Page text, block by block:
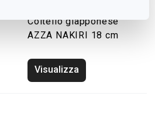
Coltello giapponese
AZZA NAKIRI 18 cm
Visualizza